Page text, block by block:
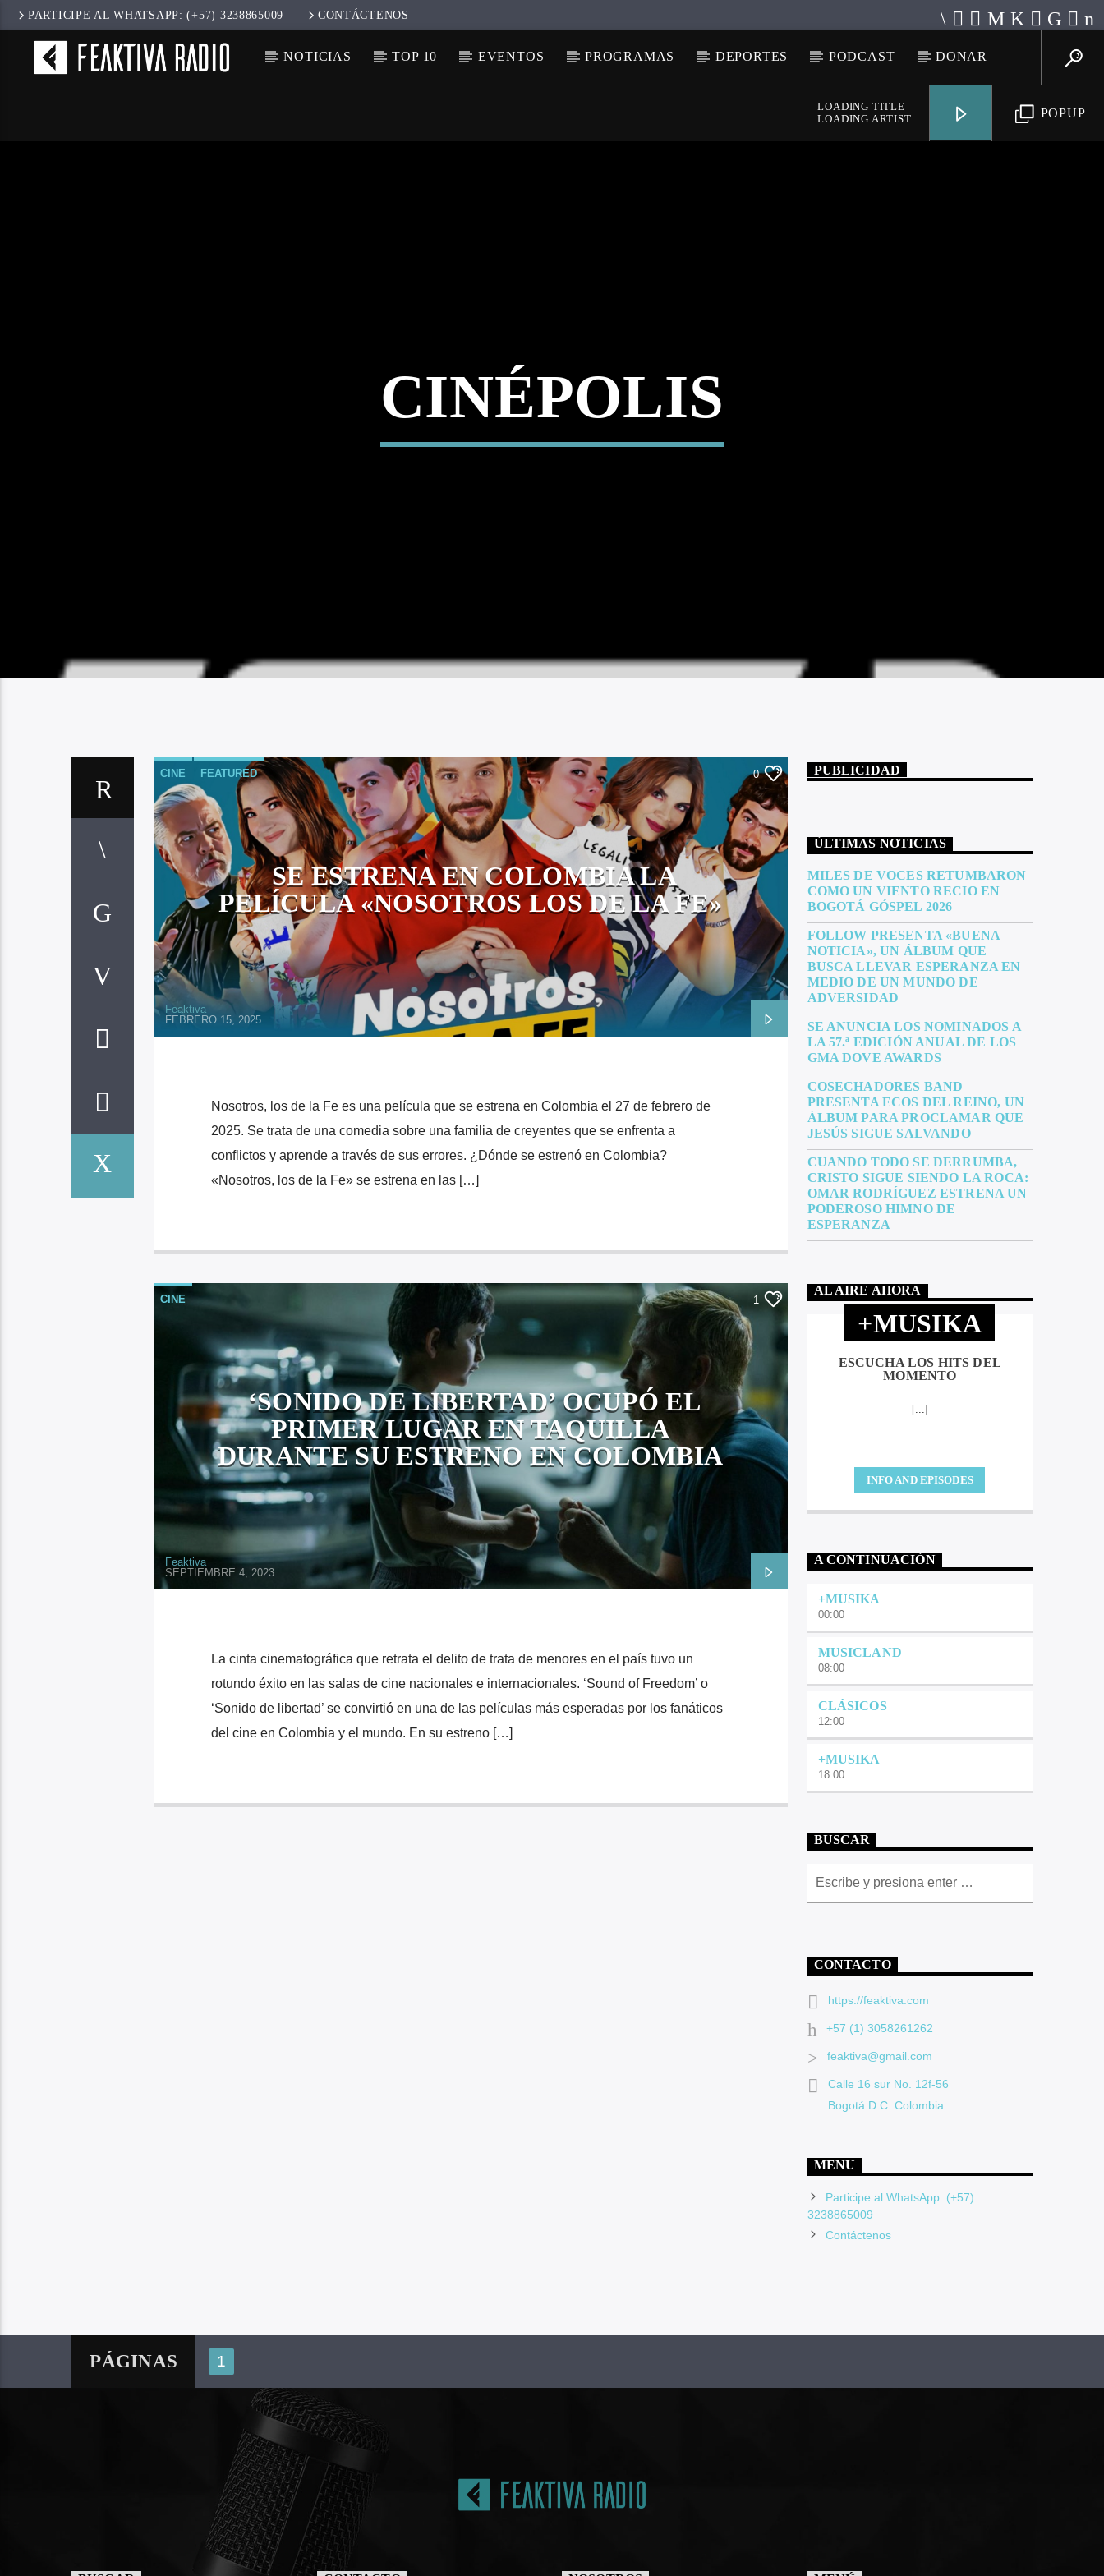
PARTICIPE AL WHATSAPP: (+57) 3238865009 CONTÁCTENOS
NOTICIAS TOP 10 EVENTOS PROGRAMAS DEPORTES PODCAST DONAR
POPUP
LOADING TITLE
LOADING ARTIST
CINÉPOLIS
CINE FEATURED 0
SE ESTRENA EN COLOMBIA LA
PELÍCULA «NOSOTROS LOS DE LA FE»
Feaktiva
FEBRERO 15, 2025
Nosotros, los de la Fe es una película que se estrena en Colombia el 27 de febrero de
2025. Se trata de una comedia sobre una familia de creyentes que se enfrenta a
conflictos y aprende a través de sus errores. ¿Dónde se estrenó en Colombia?
«Nosotros, los de la Fe» se estrena en las […]
CINE 1
‘SONIDO DE LIBERTAD’ OCUPÓ EL
PRIMER LUGAR EN TAQUILLA
DURANTE SU ESTRENO EN COLOMBIA
Feaktiva
SEPTIEMBRE 4, 2023
La cinta cinematográfica que retrata el delito de trata de menores en el país tuvo un
rotundo éxito en las salas de cine nacionales e internacionales. ‘Sound of Freedom’ o
‘Sonido de libertad’ se convirtió en una de las películas más esperadas por los fanáticos
del cine en Colombia y el mundo. En su estreno […]
PUBLICIDAD
ÚLTIMAS NOTICIAS
MILES DE VOCES RETUMBARON
COMO UN VIENTO RECIO EN
BOGOTÁ GÓSPEL 2026
FOLLOW PRESENTA «BUENA
NOTICIA», UN ÁLBUM QUE
BUSCA LLEVAR ESPERANZA EN
MEDIO DE UN MUNDO DE
ADVERSIDAD
SE ANUNCIA LOS NOMINADOS A
LA 57.ª EDICIÓN ANUAL DE LOS
GMA DOVE AWARDS
COSECHADORES BAND
PRESENTA ECOS DEL REINO, UN
ÁLBUM PARA PROCLAMAR QUE
JESÚS SIGUE SALVANDO
CUANDO TODO SE DERRUMBA,
CRISTO SIGUE SIENDO LA ROCA:
OMAR RODRÍGUEZ ESTRENA UN
PODEROSO HIMNO DE
ESPERANZA
AL AIRE AHORA
+MUSIKA
ESCUCHA LOS HITS DEL
MOMENTO
[...]
INFO AND EPISODES
A CONTINUACIÓN
+MUSIKA
00:00
MUSICLAND
08:00
CLÁSICOS
12:00
+MUSIKA
18:00
BUSCAR
CONTACTO
https://feaktiva.com
+57 (1) 3058261262
feaktiva@gmail.com
Calle 16 sur No. 12f-56
Bogotá D.C. Colombia
MENU
Participe al WhatsApp: (+57)
3238865009
Contáctenos
PÁGINAS 1